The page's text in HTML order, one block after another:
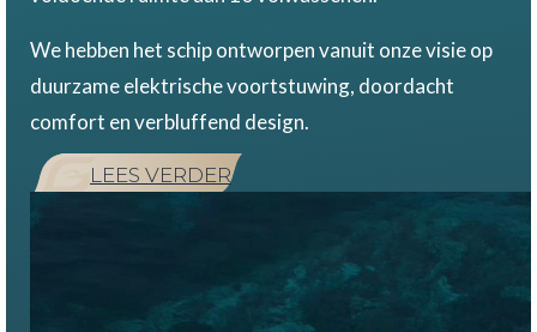
We hebben het schip ontworpen vanuit onze visie op
duurzame elektrische voortstuwing, doordacht
comfort en verbluffend design.
LEES VERDER